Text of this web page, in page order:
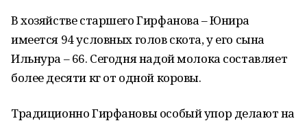
В хозяйстве старшего Гирфанова – Юнира
имеется 94 условных голов скота, у его сына
Ильнура – 66. Сегодня надой молока составляет
более десяти кг от одной коровы.
Традиционно Гирфановы особый упор делают на